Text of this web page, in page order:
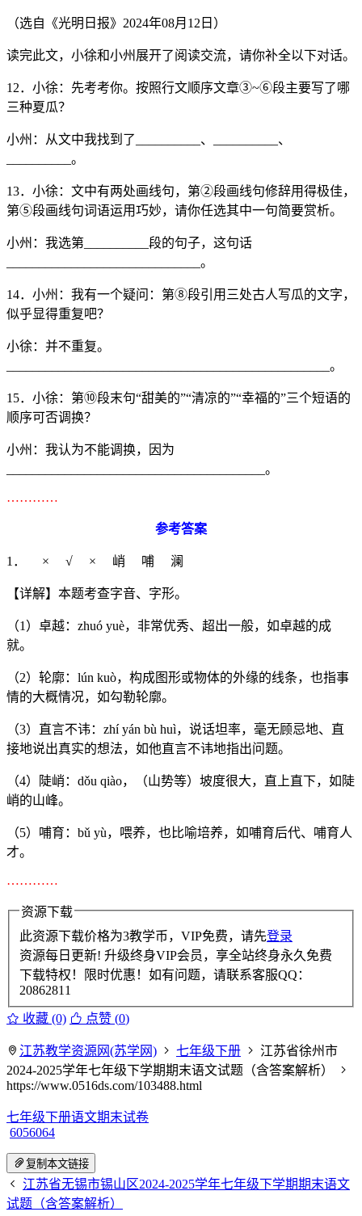
（选自《光明日报》2024年08月12日）
读完此文，小徐和小州展开了阅读交流，请你补全以下对话。
12．小徐：先考考你。按照行文顺序文章③~⑥段主要写了哪
三种夏瓜？
小州：从文中我找到了__________、__________、
__________。
13．小徐：文中有两处画线句，第②段画线句修辞用得极佳，
第⑤段画线句词语运用巧妙，请你任选其中一句简要赏析。
小州：我选第__________段的句子，这句话
______________________________。
14．小州：我有一个疑问：第⑧段引用三处古人写瓜的文字，
似乎显得重复吧？
小徐：并不重复。
__________________________________________________。
15．小徐：第⑩段末句“甜美的”“清凉的”“幸福的”三个短语的
顺序可否调换？
小州：我认为不能调换，因为
________________________________________。
…………
参考答案
1． × √ × 峭 哺 澜
【详解】本题考查字音、字形。
（1）卓越：zhuó yuè，非常优秀、超出一般，如卓越的成
就。
（2）轮廓：lún kuò，构成图形或物体的外缘的线条，也指事
情的大概情况，如勾勒轮廓。
（3）直言不讳：zhí yán bù huì，说话坦率，毫无顾忌地、直
接地说出真实的想法，如他直言不讳地指出问题。
（4）陡峭：dǒu qiào，（山势等）坡度很大，直上直下，如陡
峭的山峰。
（5）哺育：bǔ yù，喂养，也比喻培养，如哺育后代、哺育人
才。
…………
资源下载
此资源下载价格为3教学币，VIP免费，请先登录
资源每日更新! 升级终身VIP会员，享全站终身永久免费
下载特权！限时优惠！如有问题，请联系客服QQ：
20862811
收藏 (0) 点赞 (0)
江苏教学资源网(苏学网) 七年级下册
江苏省徐州市
2024-2025学年七年级下学期期末语文试题（含答案解析）
https://www.0516ds.com/103488.html
七年级下册语文期末试卷
6056064
复制本文链接
江苏省无锡市锡山区2024-2025学年七年级下学期期末语文
试题（含答案解析）